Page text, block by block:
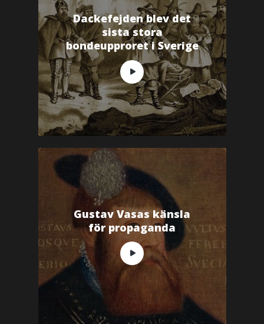
Dackefejden blev det
sista stora
bondeupproret i Sverige
Gustav Vasas känsla
för propaganda